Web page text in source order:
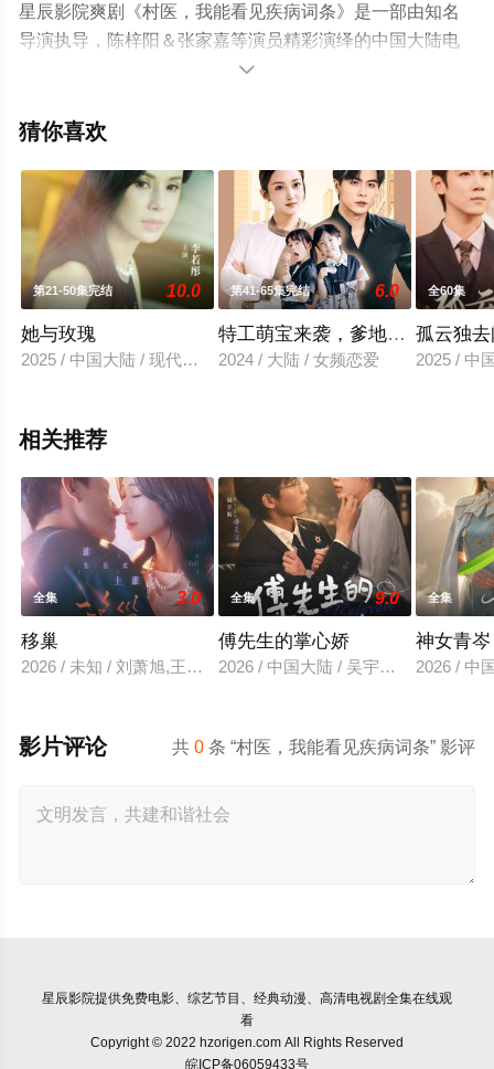
星辰影院爽剧《村医，我能看见疾病词条》是一部由知名
导演执导，陈梓阳＆张家嘉等演员精彩演绎的中国大陆电
视剧，大结局剧情已揭晓（全集完结），手机免费观看高
息可移步至豆瓣电视剧、电视猫或剧情网等平台了解。

猜你喜欢
第21-50集完结 10.0
她与玫瑰
2025 / 中国大陆 / 现代都市
第41-65集完结 6.0
特工萌宝来袭，爹地插翅难逃
2024 / 大陆 / 女频恋爱
全60集
孤云独
2025 / 中
相关推荐
全集 3.0
移巢
2026 / 未知 / 刘萧旭,王格格
全集 9.0
傅先生的掌心娇
2026 / 中国大陆 / 吴宇航＆郑千亦
全集
神女青岑
2026 / 中
共0 条 “村医，我能看见疾病词条” 影评
影片评论
星辰影院提供免费电影、综艺节目、经典动漫、高清电视剧全集在线观
看
Copyright © 2022 hzorigen.com All Rights Reserved
皖ICP备06059433号